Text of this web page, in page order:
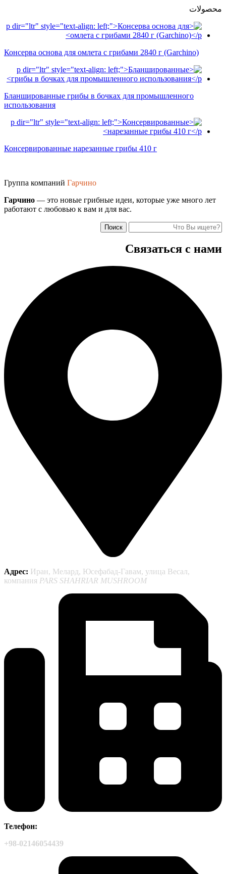
محصولات
Консерва основа для омлета с грибами 2840 г (Garchino)
Бланшированные грибы в бочках для промышленного
использования
Консервированные нарезанные грибы 410 г
Группа компаний Гарчино
Гарчино — это новые грибные идеи, которые уже много лет
работают с любовью к вам и для вас.
Поиск
Связаться с нами
Адрес: Иран, Мелард, Юсефабад-Гавам, улица Весал,
компания PARS SHAHRIAR MUSHROOM
Телефон:
+98-02146054439